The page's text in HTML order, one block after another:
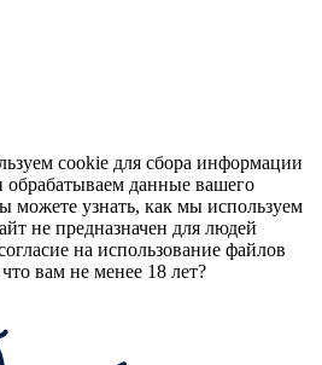
cookie для сбора информации
обрабатываем данные вашего
можете узнать, как мы используем
не предназначен для людей
на использование файлов
вам не менее 18 лет?